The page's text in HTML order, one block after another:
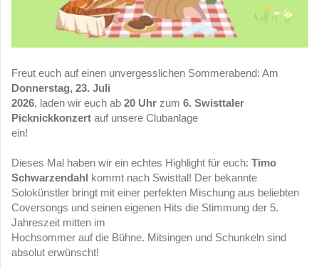
Freut euch auf einen unvergesslichen Sommerabend: Am
Donnerstag, 23. Juli
2026, laden wir euch ab 20 Uhr zum 6. Swisttaler
Picknickkonzert auf unsere Clubanlage
ein!
Dieses Mal haben wir ein echtes Highlight für euch: Timo
Schwarzendahl kommt nach Swisttal! Der bekannte
Solokünstler bringt mit einer perfekten Mischung aus beliebten
Coversongs und seinen eigenen Hits die Stimmung der 5.
Jahreszeit mitten im
Hochsommer auf die Bühne. Mitsingen und Schunkeln sind
absolut erwünscht!